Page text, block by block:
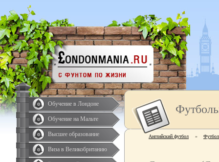
Обучение в Лондоне
Обучение на Мальте
Высшее образование
Виза в Великобританию
Английский футбол »